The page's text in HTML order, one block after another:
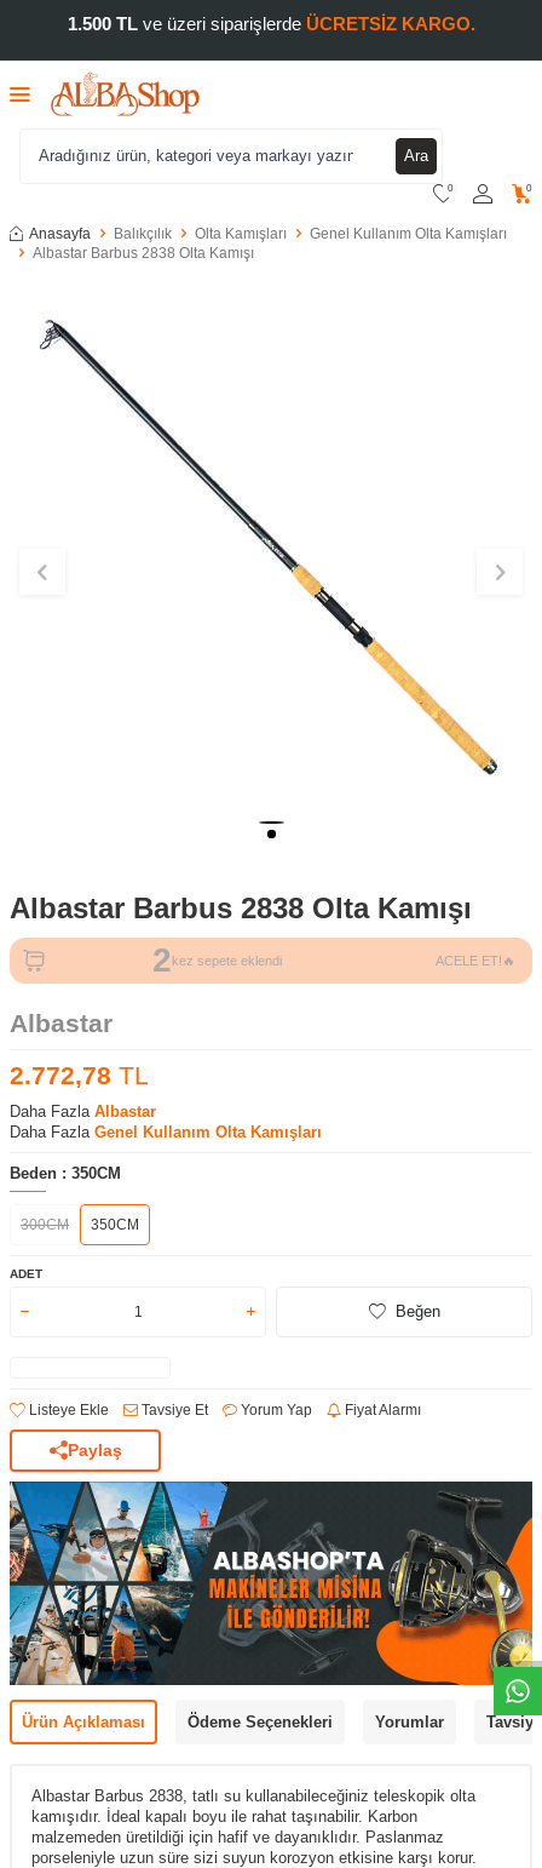
1.500 TLve üzeri siparişlerde ÜCRETSİZ KARGO.
Ara
0 0
Anasayfa Balıkçılık Olta Kamışları
Genel Kullanım Olta Kamışları
Albastar Barbus 2838 Olta Kamışı
Albastar Barbus 2838 Olta Kamışı
2kez sepete eklendi ACELE ET!🔥
Albastar
2.772,78 TL
Daha Fazla Albastar
Daha Fazla Genel Kullanım Olta Kamışları
Beden : 350CM
300CM 350CM
ADET
Beğen
Listeye Ekle Tavsiye Et Yorum Yap Fiyat Alarmı
Paylaş
Ürün Açıklaması Ödeme Seçenekleri Yorumlar
Albastar Barbus 2838, tatlı su kullanabileceğiniz teleskopik olta
kamışıdır.
İdeal kapalı boyu ile rahat taşınabilir. Karbon
malzemeden üretildiği için hafif ve dayanıklıdır. Paslanmaz
porseleniyle uzun süre sizi suyun korozyon etkisine karşı korur.